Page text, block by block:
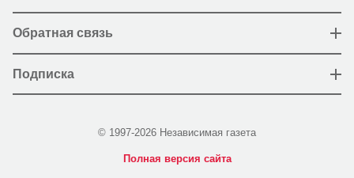
Обратная связь
Подписка
© 1997-2026 Независимая газета
Полная версия сайта